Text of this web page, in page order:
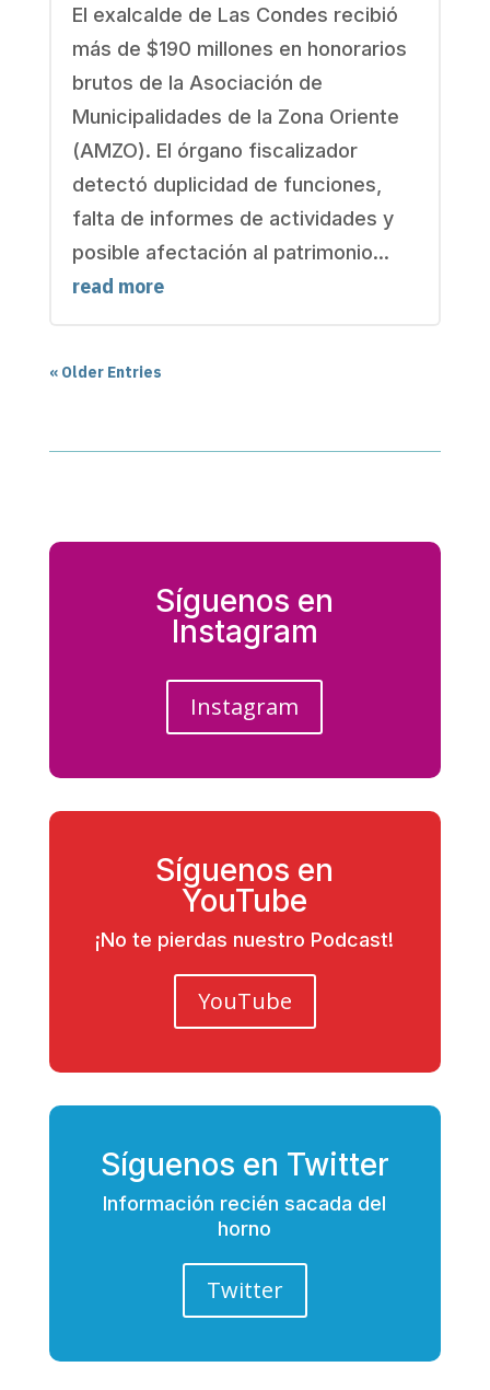
El exalcalde de Las Condes recibió
más de $190 millones en honorarios
brutos de la Asociación de
Municipalidades de la Zona Oriente
(AMZO). El órgano fiscalizador
detectó duplicidad de funciones,
falta de informes de actividades y
posible afectación al patrimonio...
read more
« Older Entries
Síguenos en
Instagram
Instagram
Síguenos en
YouTube
¡No te pierdas nuestro Podcast!
YouTube
Síguenos en Twitter
Información recién sacada del
horno
Twitter